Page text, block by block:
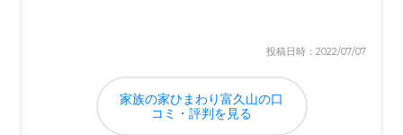
必要な医療ケアがしっかりと利用者に提供されている。入
近隣環境や交通アクセスについて
投稿日時：2022/07/07
家族の家ひまわり富久山の口
コミ・評判を見る